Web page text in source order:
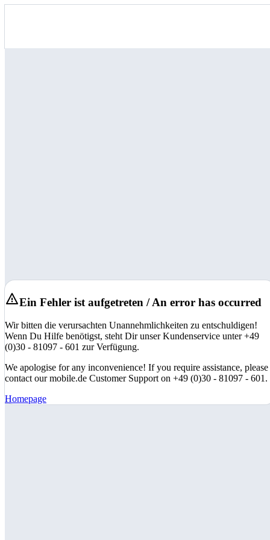
Ein Fehler ist aufgetreten / An error has occurred
Wir bitten die verursachten Unannehmlichkeiten zu entschuldigen!
Wenn Du Hilfe benötigst, steht Dir unser Kundenservice unter +49
(0)30 - 81097 - 601 zur Verfügung.
We apologise for any inconvenience! If you require assistance, please
contact our mobile.de Customer Support on +49 (0)30 - 81097 - 601.
Homepage